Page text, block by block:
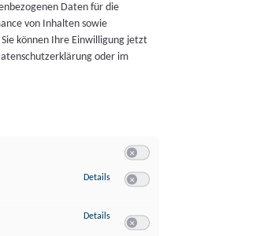
Daten für die
von Inhalten sowie
können Ihre Einwilligung jetzt
oder im
Details zu Speichern von oder Zugriff auf
Details zu Verwendung reduzierter Daten zur